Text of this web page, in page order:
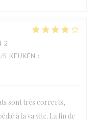
2
/5 KEUKEN :
sont très corrects,
à la va vite. La fin de